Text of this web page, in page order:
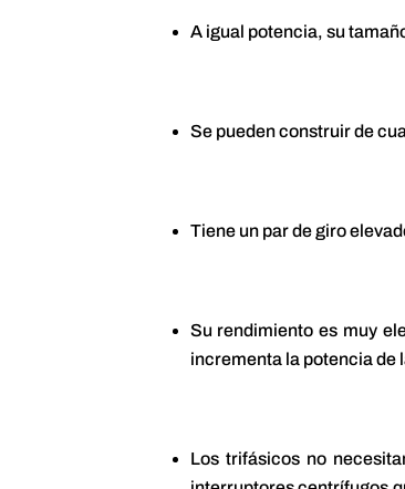
A igual potencia, su
Se pueden construir de
Tiene un par de giro
Su rendimiento es muy
incrementa la potencia de
Los trifásicos no